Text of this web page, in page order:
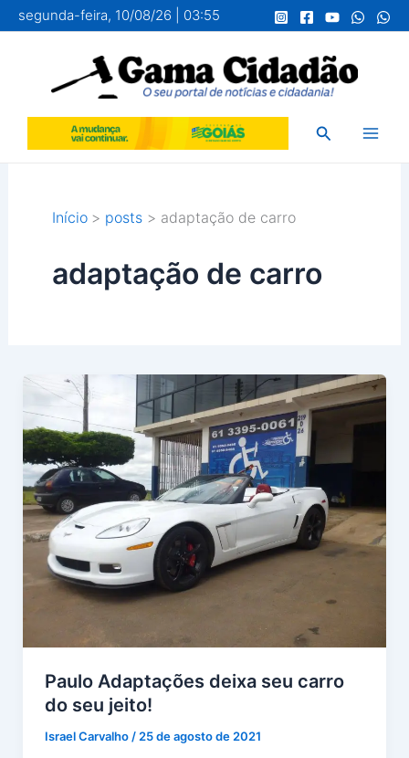
para
conteúdo
segunda-feira, 10/08/26 | 03:55
Pesquisar
Início posts adaptação de carro
adaptação de carro
Paulo Adaptações deixa seu carro
do seu jeito!
Israel Carvalho / 25 de agosto de 2021